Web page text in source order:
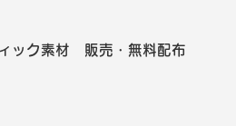
ック素材 販売・無料配布